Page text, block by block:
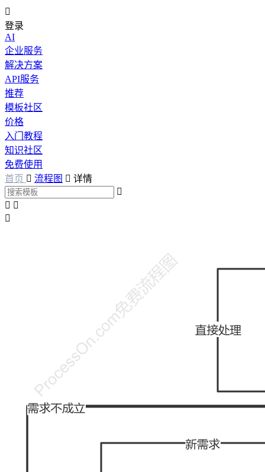

登录
AI
企业服务
解决方案
API服务
推荐
模板社区
价格
入门教程
知识社区
免费使用
首页  流程图  详情

 
